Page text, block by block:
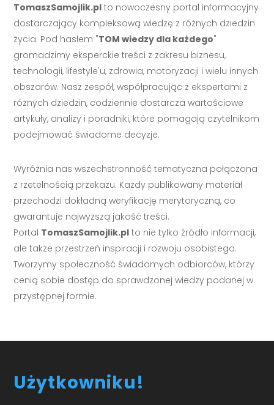
TomaszSamojlik.pl to nowoczesny portal informacyjny
dostarczający kompleksową wiedzę z różnych dziedzin
życia. Pod hasłem "TOM wiedzy dla każdego"
gromadzimy eksperckie treści z zakresu biznesu,
technologii, lifestyle'u, zdrowia, motoryzacji i wielu innych
obszarów. Nasz zespół, współpracując z ekspertami z
różnych dziedzin, codziennie dostarcza wartościowe
artykuły, analizy i poradniki, które pomagają czytelnikom
podejmować świadome decyzje.
Wyróżnia nas wszechstronność tematyczna połączona
z rzetelnością przekazu. Każdy publikowany materiał
przechodzi dokładną weryfikację merytoryczną, co
gwarantuje najwyższą jakość treści.
Portal TomaszSamojlik.pl to nie tylko źródło informacji,
ale także przestrzeń inspiracji i rozwoju osobistego.
Tworzymy społeczność świadomych odbiorców, którzy
cenią sobie dostęp do sprawdzonej wiedzy podanej w
przystępnej formie.
Użytkowniku!